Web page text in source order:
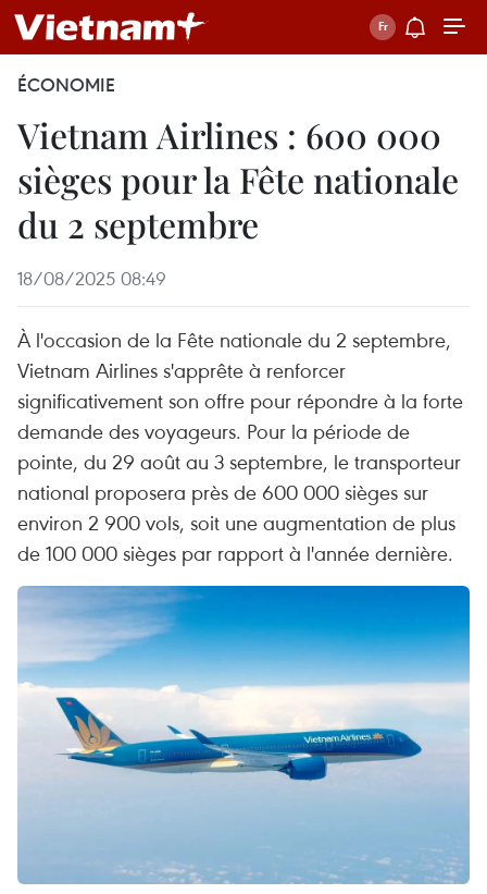
ÉCONOMIE
Vietnam Airlines : 600 000
sièges pour la Fête nationale
du 2 septembre
18/08/2025 08:49
À l'occasion de la Fête nationale du 2 septembre,
Vietnam Airlines s'apprête à renforcer
significativement son offre pour répondre à la forte
demande des voyageurs. Pour la période de
pointe, du 29 août au 3 septembre, le transporteur
national proposera près de 600 000 sièges sur
environ 2 900 vols, soit une augmentation de plus
de 100 000 sièges par rapport à l'année dernière.